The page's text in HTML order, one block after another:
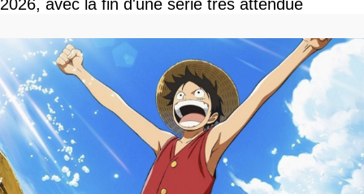
2026, avec la fin d'une série très attendue